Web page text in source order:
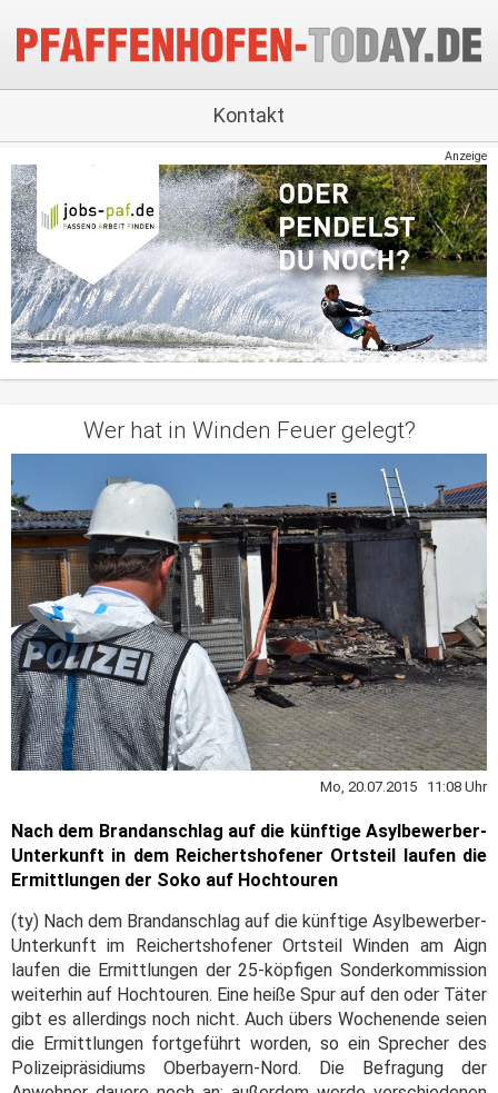
Kontakt
Anzeige
Wer hat in Winden Feuer gelegt?
Mo, 20.07.2015 11:08 Uhr
Nach dem Brandanschlag auf die künftige Asylbewerber-
Unterkunft in dem Reichertshofener Ortsteil laufen die
Ermittlungen der Soko auf Hochtouren
(ty) Nach dem Brandanschlag auf die künftige Asylbewerber-
Unterkunft im Reichertshofener Ortsteil Winden am Aign
laufen die Ermittlungen der 25-köpfigen Sonderkommission
weiterhin auf Hochtouren. Eine heiße Spur auf den oder Täter
gibt es allerdings noch nicht. Auch übers Wochenende seien
die Ermittlungen fortgeführt worden, so ein Sprecher des
Polizeipräsidiums Oberbayern-Nord. Die Befragung der